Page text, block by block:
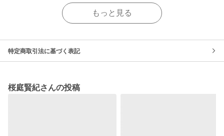
もっと見る
特定商取引法に基づく表記
桜庭賢紀さんの投稿